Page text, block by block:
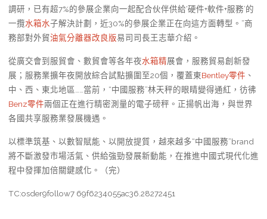
調研，已有超7%的參展企業向一起配合伙伴供給‘硬件+軟件+服務’的
一攬水箱水子解決計劃，近30%的參展企業正在向這方面轉型。”商
務部對外貿油氣分離器改良版易司司長王志華介紹。
從廣交會到服貿會、數貿會等各年夜水箱精展會，服務貿易創新發
展；服務業擴年夜開放綜合試點擴圍至20個，覆蓋東Bentley零件 、
中、西、東北地區……當前，“中國服務”林天秤的眼睛變得通紅，彷彿
Benz零件兩個正在進行精密測量的電子磅秤。正揚帆出海，與世界
各國共享服務業發展機遇。
以標準筑基、以數智賦能、以開放提質，越來越多“中國服務”brand
將不斷激發市場活氣、供給強勁發展新動能，在推進中國式現代化進
程中發揮加倍關鍵感化。（完）
TC:osder9follow7 69f6234055ac36.28272451